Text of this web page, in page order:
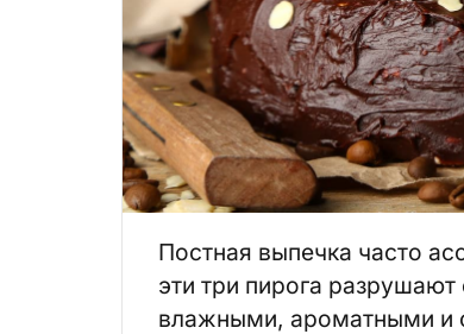
Постная выпечка часто
эти три пирога
влажными, ароматными и